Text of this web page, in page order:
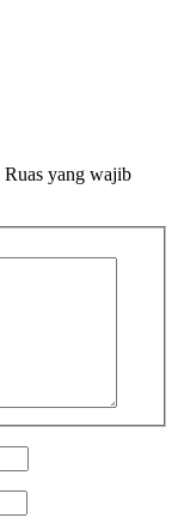
Ruas yang wajib